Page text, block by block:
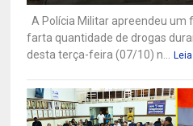
A Polícia Militar apreendeu um
farta quantidade de drogas
desta terça-feira (07/10) n...